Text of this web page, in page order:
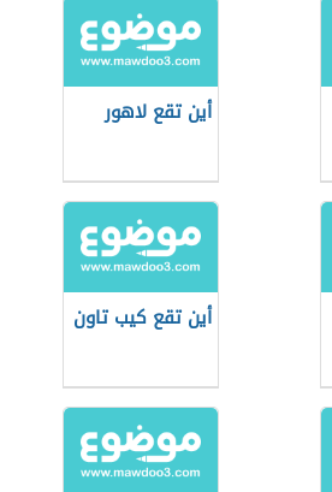
أين تقع لاهور
أين تقع كيب تاون